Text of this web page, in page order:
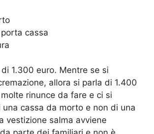
cassa
1.300 euro. Mentre se si
allora si parla di 1.400
rinunce da fare e ci si
cassa da morto e non di una
vestizione salma avviene